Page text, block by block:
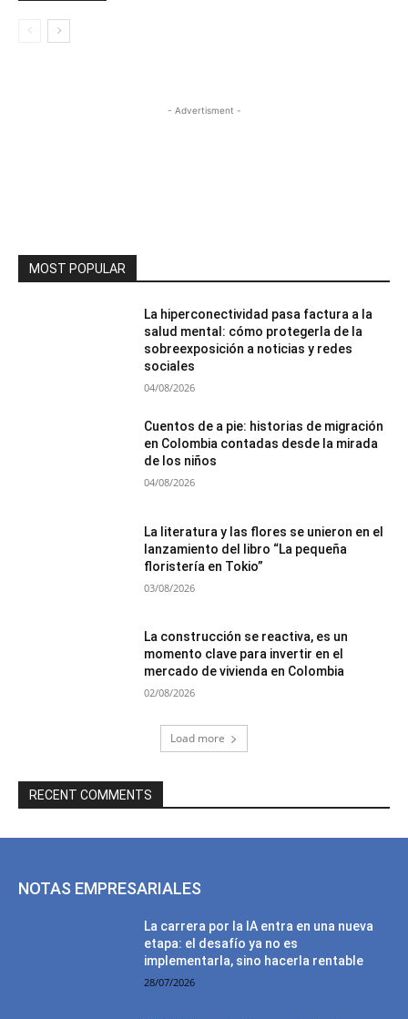
- Advertisment -
MOST POPULAR
La hiperconectividad pasa factura a la
salud mental: cómo protegerla de la
sobreexposición a noticias y redes
sociales
04/08/2026
Cuentos de a pie: historias de migración
en Colombia contadas desde la mirada
de los niños
04/08/2026
La literatura y las flores se unieron en el
lanzamiento del libro “La pequeña
floristería en Tokio”
03/08/2026
La construcción se reactiva, es un
momento clave para invertir en el
mercado de vivienda en Colombia
02/08/2026
Load more
RECENT COMMENTS
NOTAS EMPRESARIALES
La carrera por la IA entra en una nueva
etapa: el desafío ya no es
implementarla, sino hacerla rentable
28/07/2026